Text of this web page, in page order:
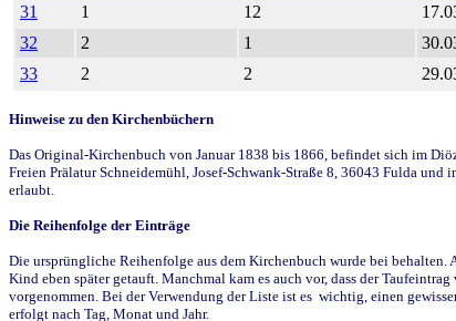
31
1 12
32
2 1
33
2 2
Hinweise zu den Kirchenbüchern
Das Original-Kirchenbuch von Januar 1838 bis 1866, befindet sich im
Freien Prälatur Schneidemühl, Josef-Schwank-Straße 8, 36043 Fulda
erlaubt.
Die Reihenfolge der Einträge
Die ursprüngliche Reihenfolge aus dem Kirchenbuch wurde bei
Kind eben später getauft. Manchmal kam es auch vor, dass der
vorgenommen. Bei der Verwendung der Liste ist es wichtig, einen
erfolgt nach Tag, Monat und Jahr.